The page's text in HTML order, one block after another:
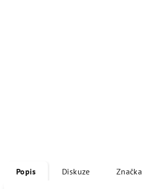
Popis Diskuze Značka